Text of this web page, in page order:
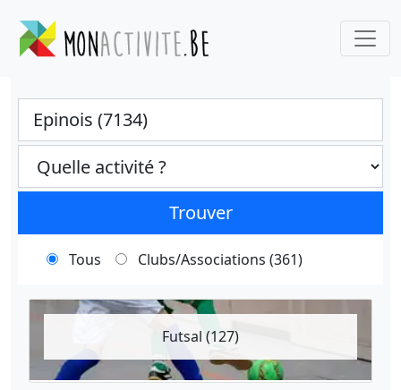
Trouver
Tous Clubs/Associations (361)
Futsal (127)